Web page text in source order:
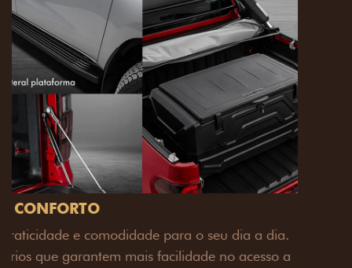
PACK OFF-ROAD
Prepare sua picape para qualquer desafio. O Pack
off-road combina engate de reboque para até 3,5